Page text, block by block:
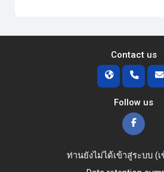
Contact us
Follow us
ท่านยังไม่ได้เข้าสู่ระบบ (